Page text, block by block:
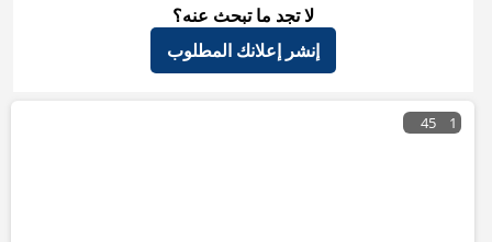
لا تجد ما تبحث عنه؟
إنشر إعلانك المطلوب
45 1